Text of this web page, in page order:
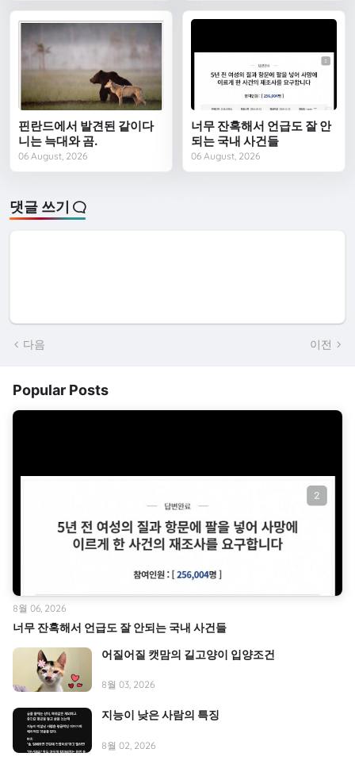
핀란드에서 발견된 같이다
니는 늑대와 곰.
06 August, 2026
너무 잔혹해서 언급도 잘 안
되는 국내 사건들
06 August, 2026
댓글 쓰기
다음 이전
Popular Posts
너무 잔혹해서 언급도 잘 안되는 국내 사건들
8월 06, 2026
어질어질 캣맘의 길고양이 입양조건
8월 03, 2026
지능이 낮은 사람의 특징
8월 02, 2026